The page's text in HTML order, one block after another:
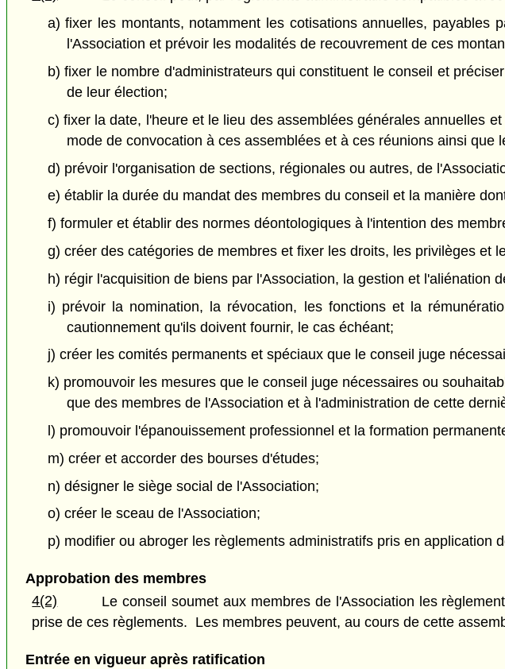
a) fixer les montants, notamment les cotisations annuelles,
l'Association et prévoir les modalités de recouvrement de ces
b) fixer le nombre d'administrateurs qui constituent le conseil et
de leur élection;
c) fixer la date, l'heure et le lieu des assemblées générales annuelles
mode de convocation à ces assemblées et à ces réunions ainsi que
d) prévoir l'organisation de sections, régionales ou autres, de
e) établir la durée du mandat des membres du conseil et la manière
f) formuler et établir des normes déontologiques à l'intention des
g) créer des catégories de membres et fixer les droits, les privilèges et
h) régir l'acquisition de biens par l'Association, la gestion et l'aliénation
i) prévoir la nomination, la révocation, les fonctions et la
cautionnement qu'ils doivent fournir, le cas échéant;
j) créer les comités permanents et spéciaux que le conseil juge
k) promouvoir les mesures que le conseil juge nécessaires ou
que des membres de l'Association et à l'administration de cette
l) promouvoir l'épanouissement professionnel et la formation
m) créer et accorder des bourses d'études;
n) désigner le siège social de l'Association;
o) créer le sceau de l'Association;
p) modifier ou abroger les règlements administratifs pris en application
Approbation des membres
4(2)
Le conseil soumet aux membres de l'Association les
prise de ces règlements. Les membres peuvent, au cours de cette
Entrée en vigueur après ratification